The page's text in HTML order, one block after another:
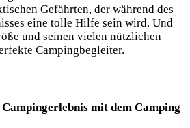
Gefährten, der während des
eine tolle Hilfe sein wird. Und
und seinen vielen nützlichen
Campingbegleiter.
mit dem Camping